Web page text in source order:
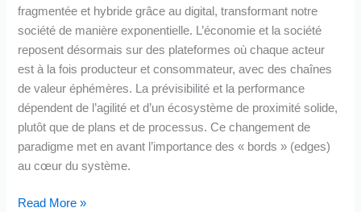
fragmentée et hybride grâce au digital, transformant notre
société de manière exponentielle. L’économie et la société
reposent désormais sur des plateformes où chaque acteur
est à la fois producteur et consommateur, avec des chaînes
de valeur éphémères. La prévisibilité et la performance
dépendent de l’agilité et d’un écosystème de proximité solide,
plutôt que de plans et de processus. Ce changement de
paradigme met en avant l’importance des « bords » (edges)
au cœur du système.
Oublier
Read More »